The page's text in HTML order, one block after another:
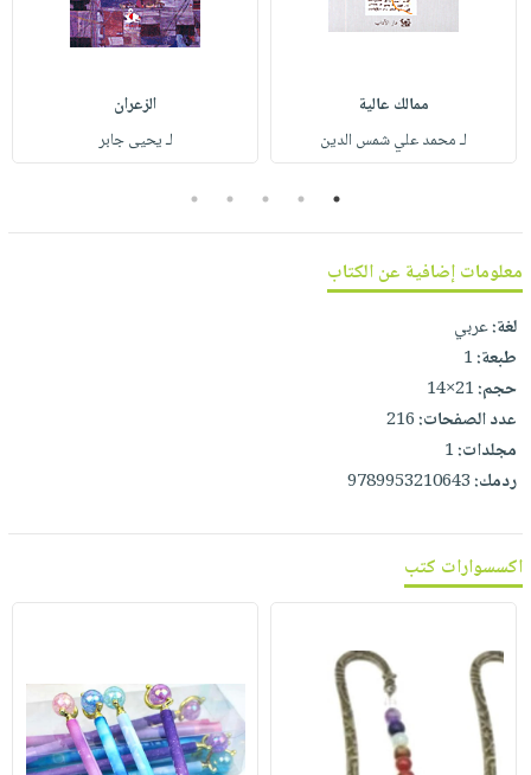
فيديوهات
خدمات
انشر
كتابك
تواصل
معنا
الإصدارات
ممالك عالية
لـ محمد علي شمس الدين
الزعران
لـ يحيى جابر
1
2
3
4
5
معلومات إضافية عن الكتاب
لغة:عربي
طبعة:1
حجم:21×14
عدد الصفحات:216
مجلدات:1
ردمك:9789953210643
اكسسوارات كتب